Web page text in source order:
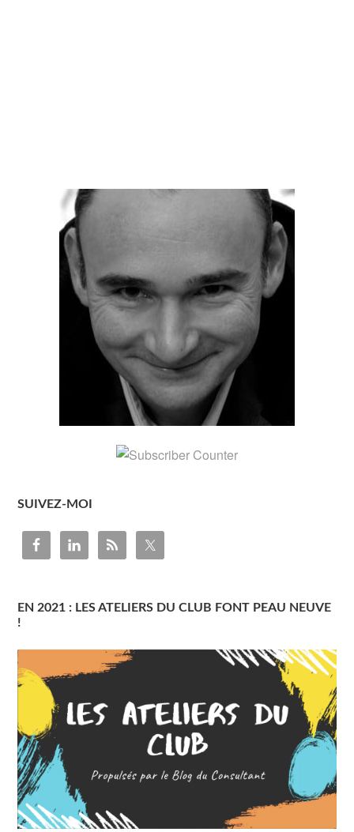
SUIVEZ-MOI
EN 2021 : LES ATELIERS DU CLUB FONT PEAU NEUVE
!